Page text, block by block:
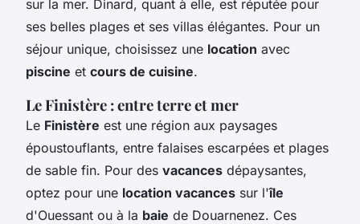
sur la mer. Dinard, quant à elle, est réputée pour
ses belles plages et ses villas élégantes. Pour un
séjour unique, choisissez une location avec
piscine et cours de cuisine.
Le Finistère : entre terre et mer
Le Finistère est une région aux paysages
époustouflants, entre falaises escarpées et plages
de sable fin. Pour des vacances dépaysantes,
optez pour une location vacances sur l'île
d'Ouessant ou à la baie de Douarnenez. Ces